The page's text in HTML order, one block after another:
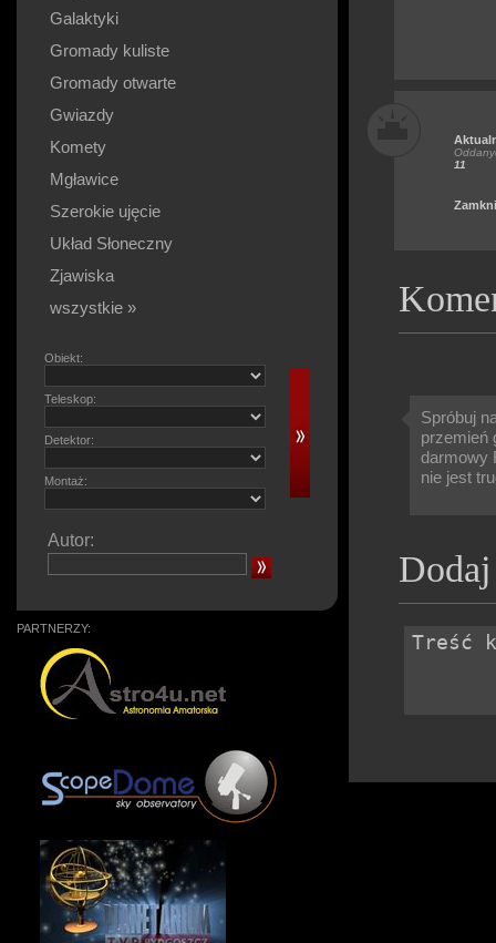
Galaktyki
Gromady kuliste
Gromady otwarte
Gwiazdy
Komety
Mgławice
Szerokie ujęcie
Układ Słoneczny
Zjawiska
wszystkie »
Obiekt:
Teleskop:
Detektor:
Montaż:
Autor:
PARTNERZY:
11
Spróbuj
przemień
darmowy
nie jest